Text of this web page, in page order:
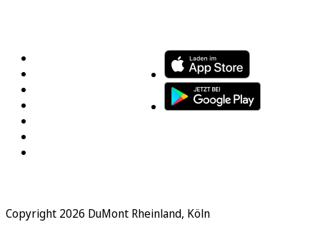
Copyright 2026 DuMont Rheinland, Köln